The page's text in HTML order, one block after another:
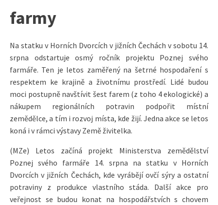
farmy
Na statku v Horních Dvorcích v jižních Čechách v sobotu 14.
srpna odstartuje osmý ročník projektu Poznej svého
farmáře. Ten je letos zaměřený na šetrné hospodaření s
respektem ke krajině a životnímu prostředí. Lidé budou
moci postupně navštívit šest farem (z toho 4 ekologické) a
nákupem regionálních potravin podpořit místní
zemědělce, a tím i rozvoj místa, kde žijí. Jedna akce se letos
koná i v rámci výstavy Země živitelka.
(MZe) Letos začíná projekt Ministerstva zemědělství
Poznej svého farmáře 14. srpna na statku v Horních
Dvorcích v jižních Čechách, kde vyrábějí ovčí sýry a ostatní
potraviny z produkce vlastního stáda. Další akce pro
veřejnost se budou konat na hospodářstvích s chovem